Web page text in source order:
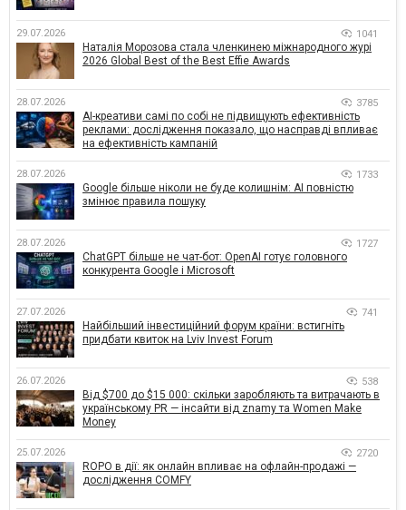
29.07.2026 1041
Наталія Морозова стала членкинею міжнародного журі
2026 Global Best of the Best Effie Awards
28.07.2026 3785
AI-креативи самі по собі не підвищують ефективність
реклами: дослідження показало, що насправді впливає
на ефективність кампаній
28.07.2026 1733
Google більше ніколи не буде колишнім: AI повністю
змінює правила пошуку
28.07.2026 1727
ChatGPT більше не чат-бот: OpenAI готує головного
конкурента Google і Microsoft
27.07.2026 741
Найбільший інвестиційний форум країни: встигніть
придбати квиток на Lviv Invest Forum
26.07.2026 538
Від $700 до $15 000: скільки заробляють та витрачають в
українському PR — інсайти від znamy та Women Make
Money
25.07.2026 2720
ROPO в дії: як онлайн впливає на офлайн-продажі —
дослідження COMFY